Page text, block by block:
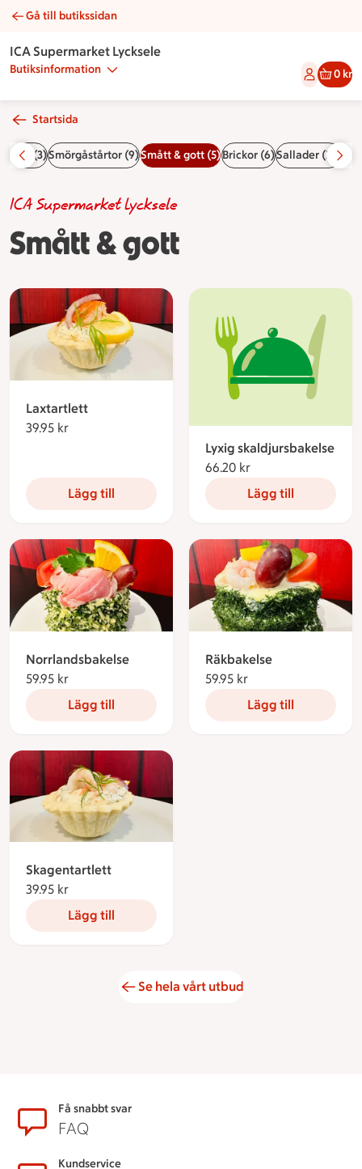
Smått & gott | Catering ICA Supermarket Lycksele
Gå till butikssidan
ICA Supermarket Lycksele
Butiksinformation 0 kr
Startsida
(3)Smörgåstårtor (9)Smått & gott (5)Brickor (6)Sallader (16)
Smått & gott
ICA Supermarket Lycksele
Laxtartlett
39.95 kr
Lägg till
Lyxig skaldjursbakelse
66.20 kr
Lägg till
Norrlandsbakelse
59.95 kr
Lägg till
Räkbakelse
59.95 kr
Lägg till
Skagentartlett
39.95 kr
Lägg till
Se hela vårt utbud
SidfotFå snabbt svar
FAQ
Kundservice